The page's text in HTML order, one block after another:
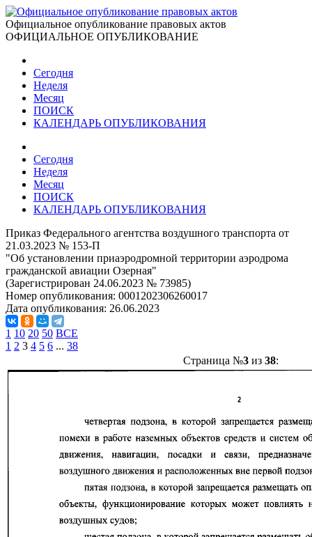
Официальное опубликование правовых актов
ОФИЦИАЛЬНОЕ ОПУБЛИКОВАНИЕ
Сегодня
Неделя
Месяц
ПОИСК
КАЛЕНДАРЬ ОПУБЛИКОВАНИЯ
Сегодня
Неделя
Месяц
ПОИСК
КАЛЕНДАРЬ ОПУБЛИКОВАНИЯ
Приказ Федерального агентства воздушного транспорта от
21.03.2023 № 153-П
"Об установлении приаэродромной территории аэродрома
гражданской авиации Озерная"
(Зарегистрирован 24.06.2023 № 73985)
Номер опубликования: 0001202306260017
Дата опубликования: 26.06.2023
1 10 20 50 ВСЕ
1 2 3 4 5 6 ... 38
Страница №3из 38: